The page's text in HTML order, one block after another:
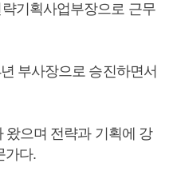
기획사업부장으로 근무
부사장으로 승진하면서
왔으며 전략과 기획에 강
가다.